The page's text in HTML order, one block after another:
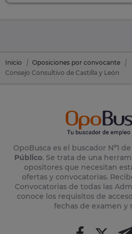
Inicio
Oposiciones por convocante
Consejo Consultivo de Castilla y León
OpoBusca es el buscador Nº1 de
Público. Se trata de una
opositores que necesitan
ofertas y convocatorias.
Convocatorias de todas las
conoce los requisitos de
fechas de examen y